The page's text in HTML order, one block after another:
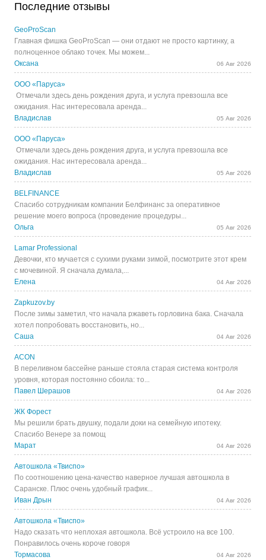
Последние отзывы
GeoProScan
Главная фишка GeoProScan — они отдают не просто картинку, а
полноценное облако точек. Мы можем...
Оксана
06 Авг 2026
ООО «Паруса»
Отмечали здесь день рождения друга, и услуга превзошла все
ожидания. Нас интересовала аренда...
Владислав
05 Авг 2026
ООО «Паруса»
Отмечали здесь день рождения друга, и услуга превзошла все
ожидания. Нас интересовала аренда...
Владислав
05 Авг 2026
BELFINANCE
Спасибо сотрудникам компании Белфинанс за оперативное
решение моего вопроса (проведение процедуры...
Ольга
05 Авг 2026
Lamar Professional
Девочки, кто мучается с сухими руками зимой, посмотрите этот крем
с мочевиной. Я сначала думала,...
Елена
04 Авг 2026
Zapkuzov.by
После зимы заметил, что начала ржаветь горловина бака. Сначала
хотел попробовать восстановить, но...
Саша
04 Авг 2026
ACON
В переливном бассейне раньше стояла старая система контроля
уровня, которая постоянно сбоила: то...
Павел Шерашов
04 Авг 2026
ЖК Форест
Мы решили брать двушку, подали доки на семейную ипотеку.
Спасибо Венере за помощ
Марат
04 Авг 2026
Автошкола «Твиспо»
По соотношению цена-качество наверное лучшая автошкола в
Саранске. Плюс очень удобный график...
Иван Дрын
04 Авг 2026
Автошкола «Твиспо»
Надо сказать что неплохая автошкола. Всё устроило на все 100.
Понравилось очень короче говоря
Тормасова
04 Авг 2026